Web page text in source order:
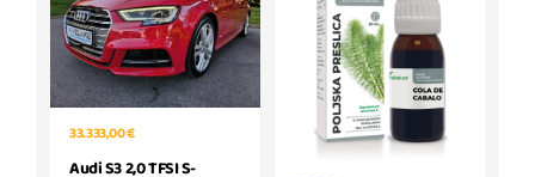
33.333,00 €
Audi S3 2,0 TFSI S-